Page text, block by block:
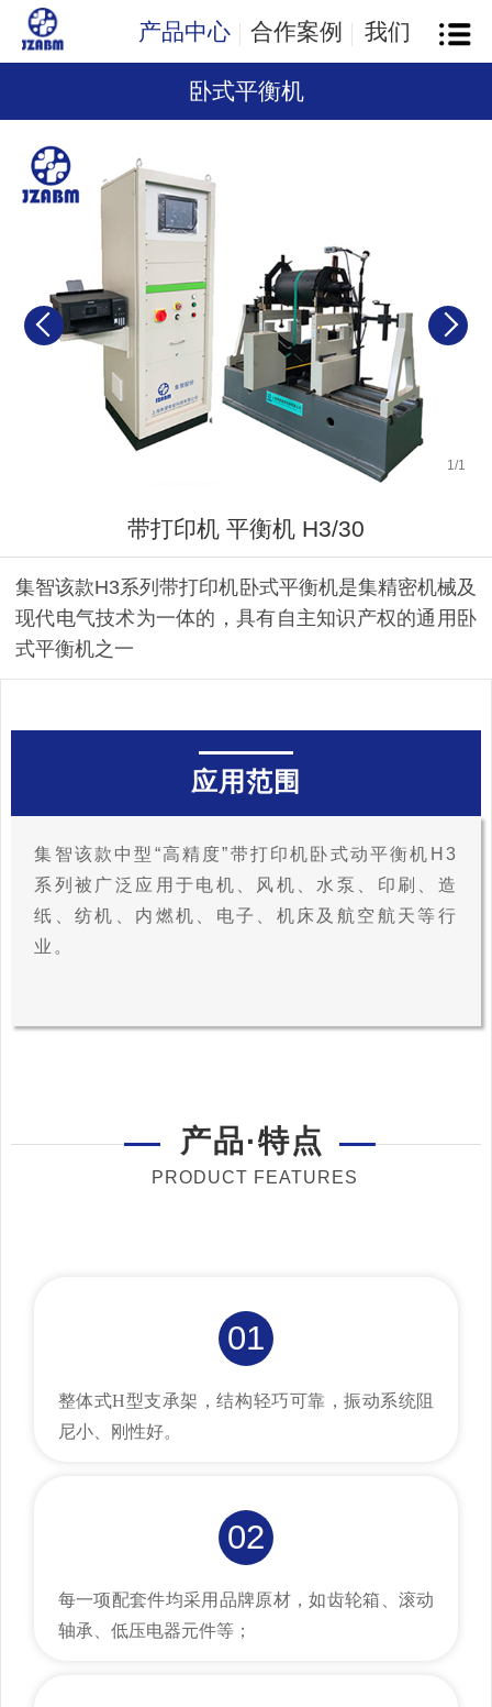
产品中心 合作案例 我们
卧式平衡机
1 /1
带打印机 平衡机 H3/30
集智该款H3系列带打印机卧式平衡机是集精密机械及
现代电气技术为一体的，具有自主知识产权的通用卧
式平衡机之一
应用范围
集智该款中型“高精度”带打印机卧式动平衡机H3
系列被广泛应用于电机、风机、水泵、印刷、造
纸、纺机、内燃机、电子、机床及航空航天等行
业。
产品·特点
PRODUCT FEATURES
01
整体式H型支承架，结构轻巧可靠，振动系统阻
尼小、刚性好。
02
每一项配套件均采用品牌原材，如齿轮箱、滚动
轴承、低压电器元件等；